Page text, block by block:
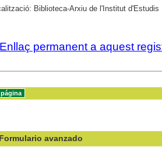
Biblioteca-Arxiu de l'Institut
Enllaç permanent a aquest
avanzado